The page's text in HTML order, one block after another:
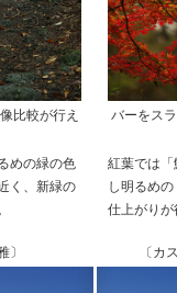
比較が行え
めの緑の色
く、新緑の
バーをス
紅葉では
し明るめ
仕上がりが
〕 〔カ